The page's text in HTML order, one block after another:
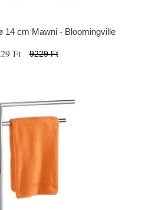
14 cm Mawni - Bloomingville
Ft 9229 Ft